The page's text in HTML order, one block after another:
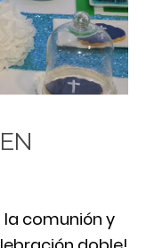
la comunión y